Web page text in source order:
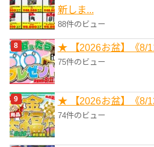
新しま...
88件のビュー
★ 【2026お盆】《8/
75件のビュー
★ 【2026お盆】《8/
74件のビュー